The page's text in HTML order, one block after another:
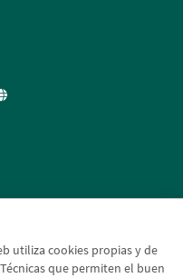
utiliza cookies propias y de
que permiten el buen